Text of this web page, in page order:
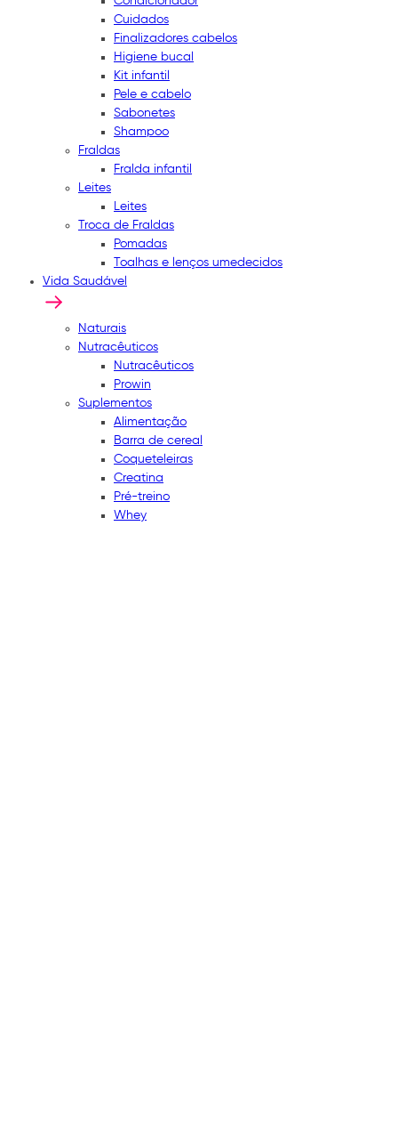
Cuidados
Finalizadores cabelos
Higiene bucal
Kit infantil
Pele e cabelo
Sabonetes
Shampoo
Fraldas
Fralda infantil
Leites
Leites
Troca de Fraldas
Pomadas
Toalhas e lenços umedecidos
Vida Saudável
Naturais
Nutracêuticos
Nutracêuticos
Prowin
Suplementos
Alimentação
Barra de cereal
Coqueteleiras
Creatina
Pré-treino
Whey